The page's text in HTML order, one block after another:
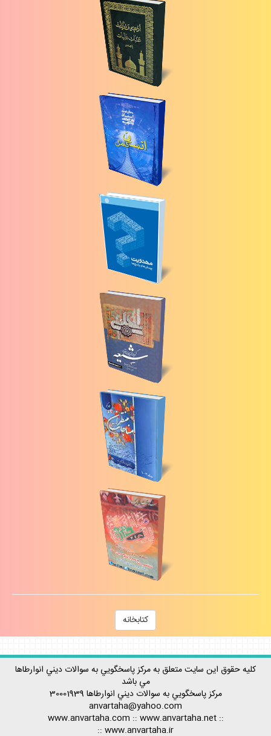
كتابخانه
كليه حقوق اين سايت متعلق به مركز پاسخگويي به سوالات ديني انوارطاها
مي باشد
مركز پاسخگويي به سوالات ديني انوارطاها 30001939
anvartaha@yahoo.com
www.anvartaha.com :: www.anvartaha.net::
www.anvartaha.ir
::